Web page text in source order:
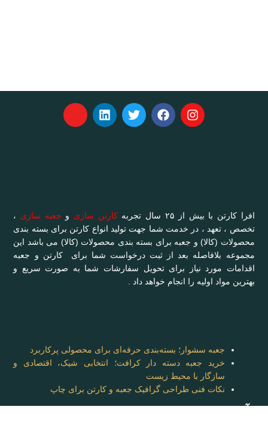
افرا کارتن با بیش از ۲۵ سال تجربه کارتن سازی و جعبه سازی ،
تخصص ، تعهد ، در خدمت شما جهت تولید انواع کارتن برای بسته بندی
محصولات (کالا) و جعبه برای بسته بندی محصولات (کالا) می باشد این
مجموعه بلافاصله بعد از ثبت درخواست شما برای کارتن و جعبه
اقدامات مورد نیاز برای تحویل سفارشات شما به صورت سریع و
بهترین مواد اولیه را انجام خواهد داد .
جعبه سشوار؛ بسته‌بندی حرفه‌ای برای محصولی پرکاربرد
خرید جعبه دسته دار کرافت؛ انتخابی شیک، اقتصادی و
سازگار با محیط زیست
نکات فنی طراحی گرافیک جعبه و کارتن برای چاپ